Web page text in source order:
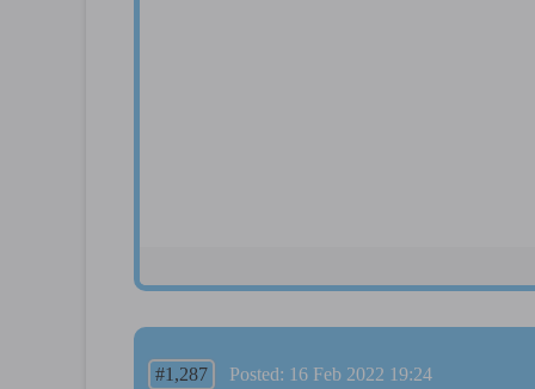
#1,287 Posted: 16 Feb 2022 19:24